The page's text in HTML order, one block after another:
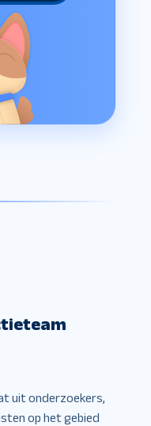
uit onderzoekers,
op het gebied